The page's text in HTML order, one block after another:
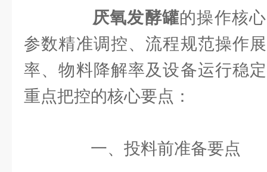
厌氧发酵罐的操作核
参数精准调控、流程规范操作
率、物料降解率及设备运行稳
重点把控的核心要点：
一、投料前准备要点